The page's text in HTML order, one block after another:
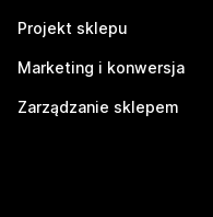
Projekt sklepu
Marketing i konwersja
Zarządzanie sklepem